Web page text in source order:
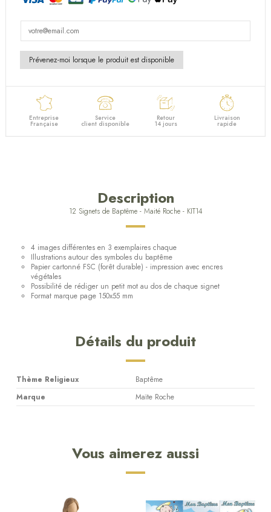
Entreprise
Française
Service
client disponible
Retour
14 jours
Livraison
rapide
Description
12 Signets de Baptême - Maité Roche - KIT14
4 images différentes en 3 exemplaires chaque
Illustrations autour des symboles du baptême
Papier cartonné FSC (forêt durable) - impression avec encres
végétales
Possibilité de rédiger un petit mot au dos de chaque signet
Format marque page 150x55 mm
Détails du produit
Thème Religieux
Baptême
Marque
Maïte Roche
Vous aimerez aussi